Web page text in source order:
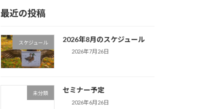
最近の投稿
スケジュール 2026年8月のスケジュール
2026年7月26日
未分類 セミナー予定
2026年6月26日